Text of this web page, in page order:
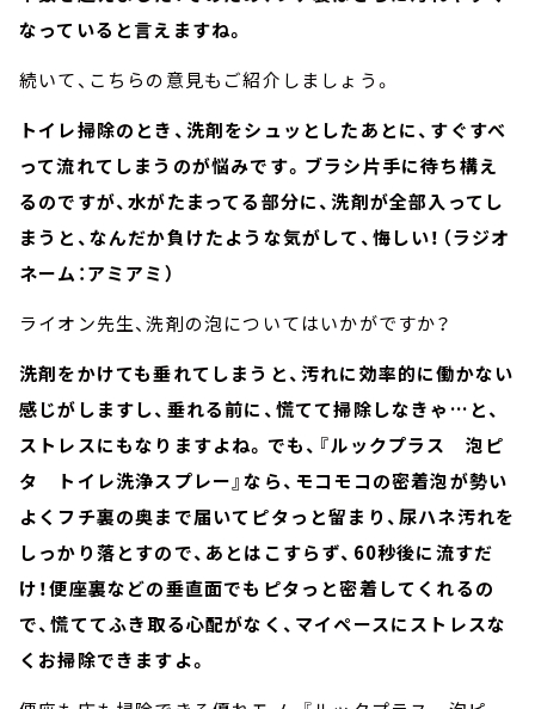
なっていると言えますね。
続いて、こちらの意見もご紹介しましょう。
トイレ掃除のとき、洗剤をシュッとしたあとに、すぐすべ
って流れてしまうのが悩みです。ブラシ片手に待ち構え
るのですが、水がたまってる部分に、洗剤が全部入ってし
まうと、なんだか負けたような気がして、悔しい！（ラジオ
ネーム：アミアミ）
ライオン先生、洗剤の泡についてはいかがですか？
洗剤をかけても垂れてしまうと、汚れに効率的に働かない
感じがしますし、垂れる前に、慌てて掃除しなきゃ…と、
ストレスにもなりますよね。でも、『ルックプラス 泡ピ
タ トイレ洗浄スプレー』なら、モコモコの密着泡が勢い
よくフチ裏の奥まで届いてピタっと留まり、尿ハネ汚れを
しっかり落とすので、あとはこすらず、60秒後に流すだ
け！便座裏などの垂直面でもピタっと密着してくれるの
で、慌ててふき取る心配がなく、マイペースにストレスな
くお掃除できますよ。